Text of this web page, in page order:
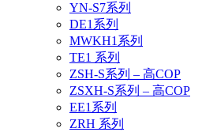
YN-S7系列
DE1系列
MWKH1系列
TE1 系列
ZSH-S系列 – 高COP
ZSXH-S系列 – 高COP
EE1系列
ZRH 系列